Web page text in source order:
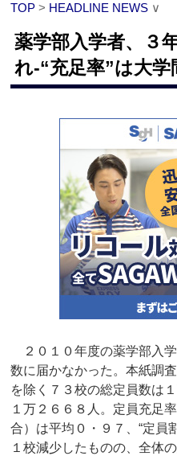
TOP > HEADLINE NEWS ∨
薬学部入学者、３
れ‐“充足率”は大
２０１０年度の薬学部入
数に届かなかった。本紙調
を除く７３校の総定員数は
１万２６６８人。定員充足
合）は平均０・９７、“定員
１校減少したものの、全体